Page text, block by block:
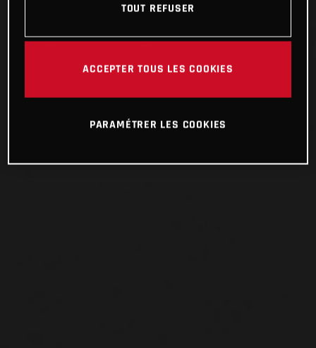
TOUT REFUSER
ACCEPTER TOUS LES COOKIES
PARAMÉTRER LES COOKIES